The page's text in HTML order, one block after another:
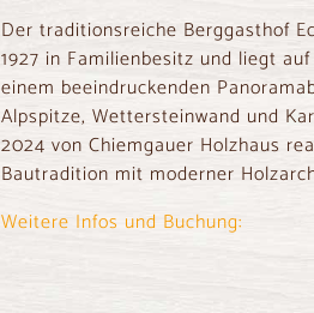
Der traditionsreiche Berggasthof
1927 in Familienbesitz und liegt
einem beeindruckenden
Alpspitze, Wettersteinwand und
2024 von Chiemgauer Holzhaus
Bautradition mit moderner
Weitere Infos und Buchung: